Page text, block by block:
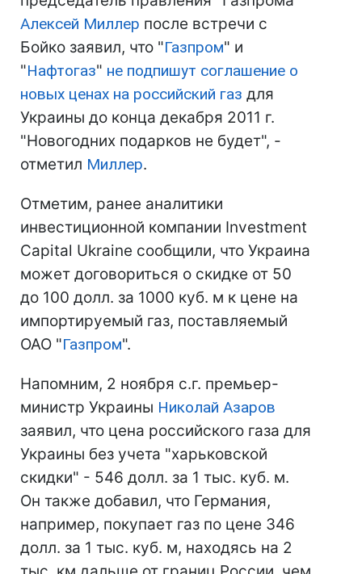
Алексей Миллер после встречи с
Бойко заявил, что "Газпром" и
"Нафтогаз" не подпишут соглашение о
новых ценах на российский газ для
Украины до конца декабря 2011 г.
"Новогодних подарков не будет", -
отметил Миллер.
Отметим, ранее аналитики
инвестиционной компании Investment
Capital Ukraine сообщили, что Украина
может договориться о скидке от 50
до 100 долл. за 1000 куб. м к цене на
импортируемый газ, поставляемый
ОАО "Газпром".
Напомним, 2 ноября с.г. премьер-
министр Украины Николай Азаров
заявил, что цена российского газа для
Украины без учета "харьковской
скидки" - 546 долл. за 1 тыс. куб. м.
Он также добавил, что Германия,
например, покупает газ по цене 346
долл. за 1 тыс. куб. м, находясь на 2